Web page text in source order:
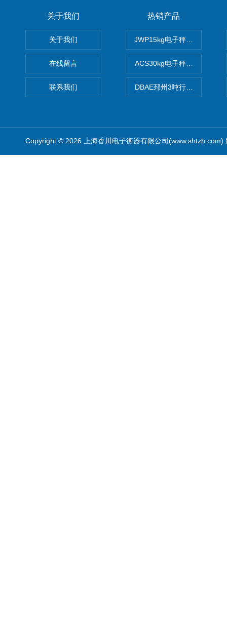
关于我们
关于我们
在线留言
联系我们
热销产品
JWP15kg电子秤价格,15公
ACS30kg电子秤价格,30公
DBAE邳州3吨行车电子吊秤
Copyright © 2026 上海香川电子衡器有限公司(www.shtzh.com)